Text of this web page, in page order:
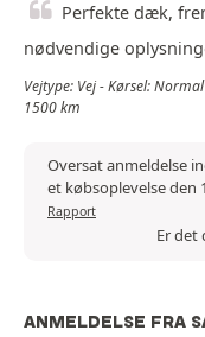
Perfekte dæk,
nødvendige
Vejtype: Vej - Kørsel:
1500 km
Oversat anmeldelse
et købsoplevelse den
Rapport
Er det
ANMELDELSE FRA